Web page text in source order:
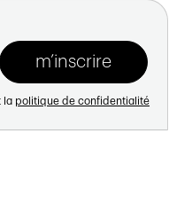
la politique de confidentialité